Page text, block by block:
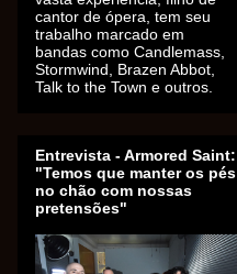
cantor de ópera, tem seu
trabalho marcado em
bandas como Candlemass,
Stormwind, Brazen Abbot,
Talk to the Town e outros.
Entrevista - Armored Saint:
"Temos que manter os pés
no chão com nossas
pretensões"